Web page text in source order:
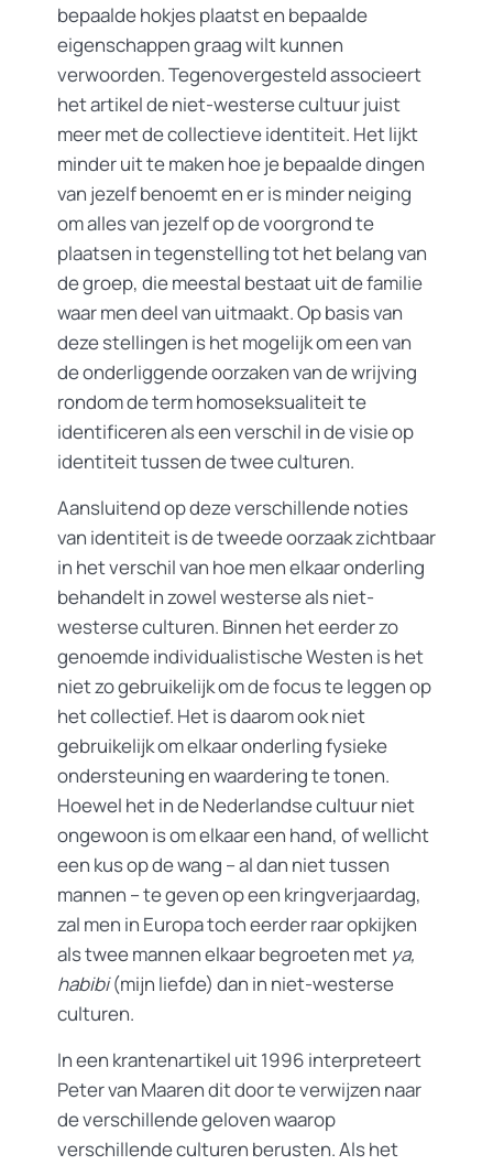
bepaalde hokjes plaatst en bepaalde
eigenschappen graag wilt kunnen
verwoorden. Tegenovergesteld associeert
het artikel de niet-westerse cultuur juist
meer met de collectieve identiteit. Het lijkt
minder uit te maken hoe je bepaalde dingen
van jezelf benoemt en er is minder neiging
om alles van jezelf op de voorgrond te
plaatsen in tegenstelling tot het belang van
de groep, die meestal bestaat uit de familie
waar men deel van uitmaakt. Op basis van
deze stellingen is het mogelijk om een van
de onderliggende oorzaken van de wrijving
rondom de term homoseksualiteit te
identificeren als een verschil in de visie op
identiteit tussen de twee culturen.
Aansluitend op deze verschillende noties
van identiteit is de tweede oorzaak zichtbaar
in het verschil van hoe men elkaar onderling
behandelt in zowel westerse als niet-
westerse culturen. Binnen het eerder zo
genoemde individualistische Westen is het
niet zo gebruikelijk om de focus te leggen op
het collectief. Het is daarom ook niet
gebruikelijk om elkaar onderling fysieke
ondersteuning en waardering te tonen.
Hoewel het in de Nederlandse cultuur niet
ongewoon is om elkaar een hand, of wellicht
een kus op de wang – al dan niet tussen
mannen – te geven op een kringverjaardag,
zal men in Europa toch eerder raar opkijken
als twee mannen elkaar begroeten met ya,
habibi(mijn liefde) dan in niet-westerse
culturen.
In een krantenartikel uit 1996 interpreteert
Peter van Maaren dit door te verwijzen naar
de verschillende geloven waarop
verschillende culturen berusten. Als het